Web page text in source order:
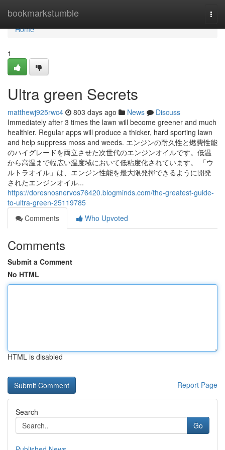
bookmarkstumble
Home
Home
1
Ultra green Secrets
matthewj925rwc4 803 days ago News
Discuss
Immediately after 3 times the lawn will become greener and much
healthier. Regular apps will produce a thicker, hard sporting lawn
and help suppress moss and weeds. エンジンの耐久性と燃費性能
のハイグレードを両立させた次世代のエンジンオイルです。低温
から高温まで幅広い温度域において低粘度化されています。 「ウ
ルトラオイル」は、エンジン性能を最大限発揮できるように開発
されたエンジンオイル...
https://doresnosnervos76420.blogminds.com/the-greatest-guide-
to-ultra-green-25119785
Comments
Who Upvoted
Comments
Submit a Comment
No HTML
HTML is disabled
Report Page
Search
Go